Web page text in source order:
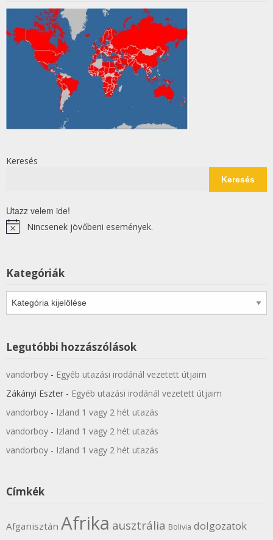
Keresés
Keresés
Utazz velem ide!
NoticeNincsenek jövőbeni események.
Kategóriák
Kategóriák
Legutóbbi hozzászólások
vandorboy - Egyéb utazási irodánál vezetett útjaim
Zákányi Eszter - Egyéb utazási irodánál vezetett útjaim
vandorboy - Izland 1 vagy 2 hét utazás
vandorboy - Izland 1 vagy 2 hét utazás
vandorboy - Izland 1 vagy 2 hét utazás
Címkék
Afganisztán Afrika ausztrália Bolivia dolgozatok